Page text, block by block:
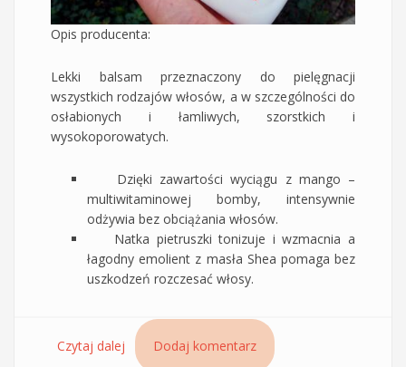
Opis producenta:
Lekki balsam przeznaczony do pielęgnacji
wszystkich rodzajów włosów, a w szczególności do
osłabionych i łamliwych, szorstkich i
wysokoporowatych.
Dzięki zawartości wyciągu z mango –
multiwitaminowej bomby, intensywnie
odżywia bez obciążania włosów.
Natka pietruszki tonizuje i wzmacnia a
łagodny emolient z masła Shea pomaga bez
uszkodzeń rozczesać włosy.
Czytaj dalej wpis Balsam odżywczy Mango Sessio Chantal -
Dodaj komentarz